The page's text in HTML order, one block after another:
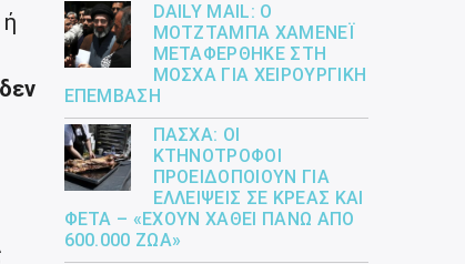
DAILY MAIL: Ο
ΜΟΤΖΤΆΜΠΑ ΧΑΜΕΝΕΪ́
ΜΕΤΑΦΈΡΘΗΚΕ ΣΤΗ
ΜΌΣΧΑ ΓΙΑ ΧΕΙΡΟΥΡΓΙΚΉ
ΕΠΈΜΒΑΣΗ
ΠΆΣΧΑ: ΟΙ
ΚΤΗΝΟΤΡΌΦΟΙ
ΠΡΟΕΙΔΟΠΟΙΟΎΝ ΓΙΑ
ΕΛΛΕΊΨΕΙΣ ΣΕ ΚΡΈΑΣ ΚΑΙ
ΦΈΤΑ – «ΈΧΟΥΝ ΧΑΘΕΊ ΠΆΝΩ ΑΠΌ
600.000 ΖΏΑ»